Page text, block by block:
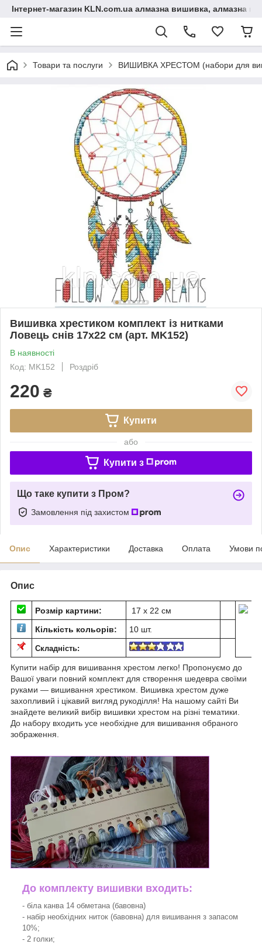
Інтернет-магазин KLN.com.ua алмазна вишивка, алмазна
Товари та послуги ВИШИВКА ХРЕСТОМ (набори для
Вишивка хрестиком комплект із нитками
Ловець снів 17х22 см (арт. MK152)
В наявності
Код: MK152
Роздріб
220 ₴
Купити
або
Купити з
Що таке купити з Пром?
Замовлення під захистом
Опис Характеристики Доставка Оплата Умови
Опис
Розмір картини:
17 х 22 см
Кількість кольорів:
10 шт.
Складність:
Купити набір для вишивання хрестом легко! Пропонуємо до
Вашої уваги повний комплект для створення шедевра своїми
руками — вишивання хрестиком. Вишивка хрестом дуже
захопливий і цікавий вигляд рукоділля! На нашому сайті Ви
знайдете великий вибір вишивки хрестом на різні тематики.
До набору входить усе необхідне для вишивання обраного
зображення.
До комплекту вишивки входить:
- біла канва 14 обметана (бавовна)
- набір необхідних ниток (бавовна) для вишивання з запасом
10%;
- 2 голки;